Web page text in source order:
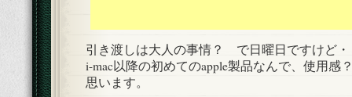
引き渡しは大人の事情？ で日曜日ですけど・
i-mac以降の初めてのapple製品なんで、使用
思います。